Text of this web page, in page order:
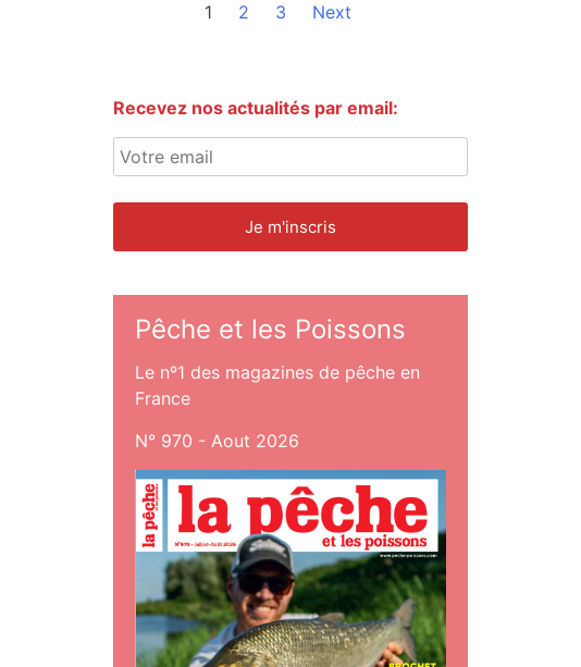
1 2 3 Next
Recevez nos actualités par email:
Pêche et les Poissons
Le nº1 des magazines de pêche en
France
N° 970 - Aout 2026